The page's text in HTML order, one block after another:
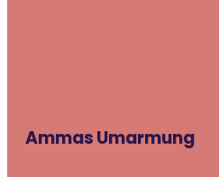
Ammas Umarmung